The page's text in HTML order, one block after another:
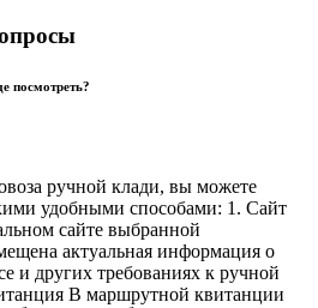
посмотреть?
ручной клади, вы можете
удобными способами: 1. Сайт
сайте выбранной
актуальная информация о
и других требованиях к ручной
В маршрутной квитанции